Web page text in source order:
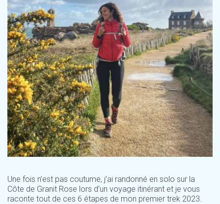
Une fois n’est pas coutume, j’ai randonné en solo sur la
Côte de Granit Rose lors d’un voyage itinérant et je vous
raconte tout de ces 6 étapes de mon premier trek 2023.